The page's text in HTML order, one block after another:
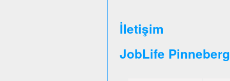
İletişim
JobLife Pinneberg